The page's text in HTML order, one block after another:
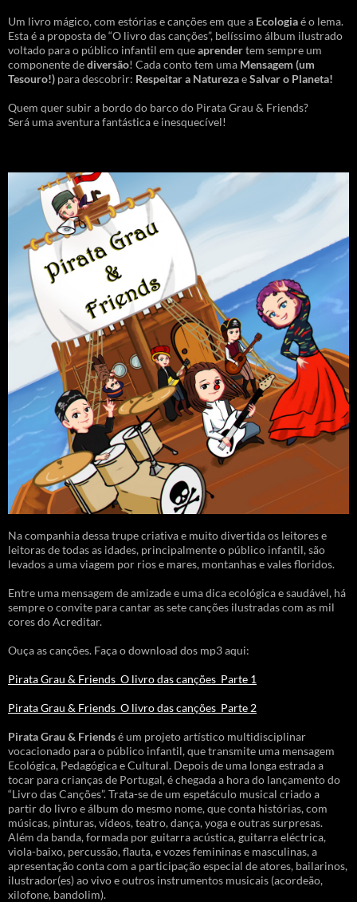
Um livro mágico, com estórias e canções em que a Ecologiaé o lema.
Esta é a proposta de “O livro das canções”, belíssimo álbum ilustrado
voltado para o público infantil em queaprendertem sempre um
componente dediversão! Cada conto tem uma Mensagem (um
Tesouro!) para descobrir: Respeitar a NaturezaeSalvar o Planeta!
Quem quer subir a bordo do barco do Pirata Grau & Friends?
Será uma aventura fantástica e inesquecível!
Na companhia dessa trupe criativa e muito divertida os leitores e
leitoras de todas as idades, principalmente o público infantil, são
levados a uma viagem por rios e mares, montanhas e vales floridos.
Entre uma mensagem de amizade e uma dica ecológica e saudável, há
sempre o convite para cantar as sete canções ilustradas com as mil
cores do Acreditar.
Ouça as canções. Faça o download dos mp3 aqui:
Pirata Grau & Friends_O livro das canções_Parte 1
Pirata Grau & Friends_O livro das canções_Parte 2
Pirata Grau & Friendsé um projeto artístico multidisciplinar
vocacionado para o público infantil, que transmite uma mensagem
Ecológica, Pedagógica e Cultural. Depois de uma longa estrada a
tocar para crianças de Portugal, é chegada a hora do lançamento do
“Livro das Canções”. Trata-se de um espetáculo musical criado a
partir do livro e álbum do mesmo nome, que conta histórias, com
músicas, pinturas, vídeos, teatro, dança, yoga e outras surpresas.
Além da banda, formada por guitarra acústica, guitarra eléctrica,
viola-baixo, percussão, flauta, e vozes femininas e masculinas, a
apresentação conta com a participação especial de atores, bailarinos,
ilustrador(es) ao vivo e outros instrumentos musicais (acordeão,
xilofone, bandolim).